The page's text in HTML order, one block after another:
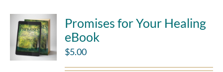
Promises for Your Healing
eBook
$5.00